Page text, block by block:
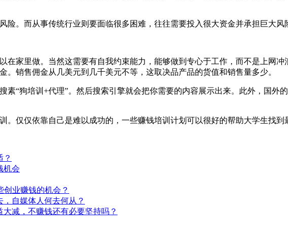
险。而从事传统行业则要面临很多困难，往往需要投入很大资金并承担巨大风
在家里做。当然这需要有自我约束能力，能够做到专心于工作，而不是上网
。销售佣金从几美元到几千美元不等，这取决品产品的货值和销售量多少。
素“狗培训+代理”。然后搜索引擎就会把你需要的内容展示出来。此外，国外
。仅仅依靠自己是难以成功的，一些赚钱培训计划可以很好的帮助大学生找到
？
机会
业赚钱的机会？
自媒体人何去何从？
减，不赚钱还有必要坚持吗？